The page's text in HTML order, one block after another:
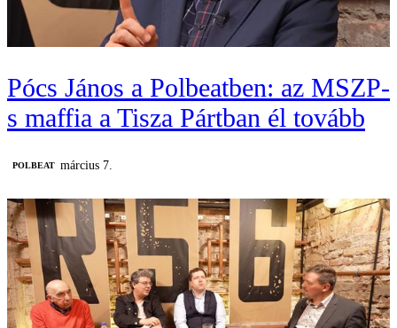
Pócs János a Polbeatben: az MSZP-
s maffia a Tisza Pártban él tovább
‎POLBEAT március 7.